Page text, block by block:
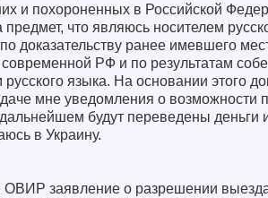
и похороненных в Российской
что являюсь носителем
доказательству ранее имевшего
РФ и по результатам
языка. На основании этого
мне уведомления о возможности
будут переведены деньги
в Украину.
заявление о разрешении